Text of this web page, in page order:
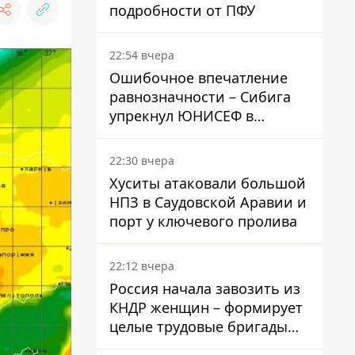
подробности от ПФУ
22:54 вчера
Ошибочное впечатление
равнозначности – Сибига
упрекнул ЮНИСЕФ в
заявлении о погибших
детях в Украине и РФ
22:30 вчера
Хуситы атаковали большой
НПЗ в Саудовской Аравии и
порт у ключевого пролива
22:12 вчера
Россия начала завозить из
КНДР женщин – формирует
целые трудовые бригады
для работы на заводах